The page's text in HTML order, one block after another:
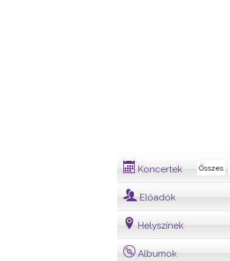
Koncertek Összes
Előadók
Helyszínek
Albumok